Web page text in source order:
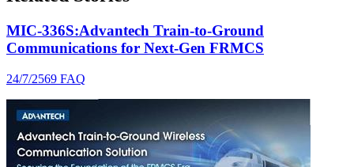
MIC-336S:Advantech Train-to-Ground
Communications for Next-Gen FRMCS
24/7/2569 FAQ